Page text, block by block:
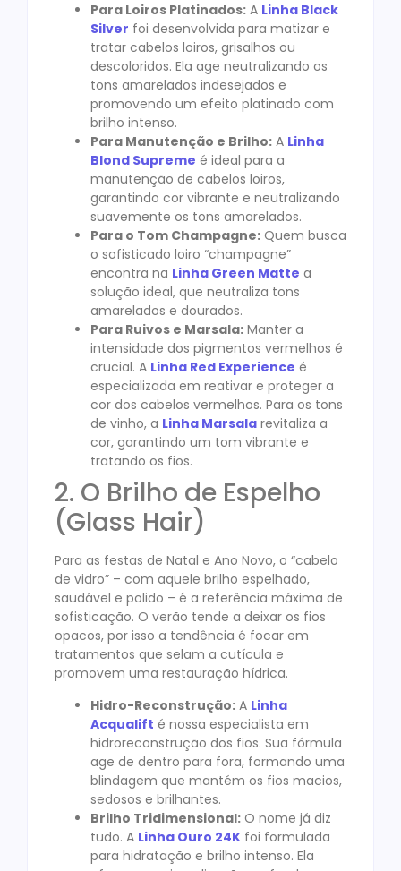
Para Loiros Platinados: A Linha Black
Silver foi desenvolvida para matizar e
tratar cabelos loiros, grisalhos ou
descoloridos. Ela age neutralizando os
tons amarelados indesejados e
promovendo um efeito platinado com
brilho intenso.
Para Manutenção e Brilho: A Linha
Blond Supreme é ideal para a
manutenção de cabelos loiros,
garantindo cor vibrante e neutralizando
suavemente os tons amarelados.
Para o Tom Champagne: Quem busca
o sofisticado loiro “champagne”
encontra na Linha Green Matte a
solução ideal, que neutraliza tons
amarelados e dourados.
Para Ruivos e Marsala: Manter a
intensidade dos pigmentos vermelhos é
crucial. A Linha Red Experience é
especializada em reativar e proteger a
cor dos cabelos vermelhos. Para os tons
de vinho, a Linha Marsala revitaliza a
cor, garantindo um tom vibrante e
tratando os fios.
2. O Brilho de Espelho
(Glass Hair)
Para as festas de Natal e Ano Novo, o “cabelo
de vidro” – com aquele brilho espelhado,
saudável e polido – é a referência máxima de
sofisticação. O verão tende a deixar os fios
opacos, por isso a tendência é focar em
tratamentos que selam a cutícula e
promovem uma restauração hídrica.
Hidro-Reconstrução: A Linha
Acqualift é nossa especialista em
hidroreconstrução dos fios. Sua fórmula
age de dentro para fora, formando uma
blindagem que mantém os fios macios,
sedosos e brilhantes.
Brilho Tridimensional: O nome já diz
tudo. A Linha Ouro 24K foi formulada
para hidratação e brilho intenso. Ela